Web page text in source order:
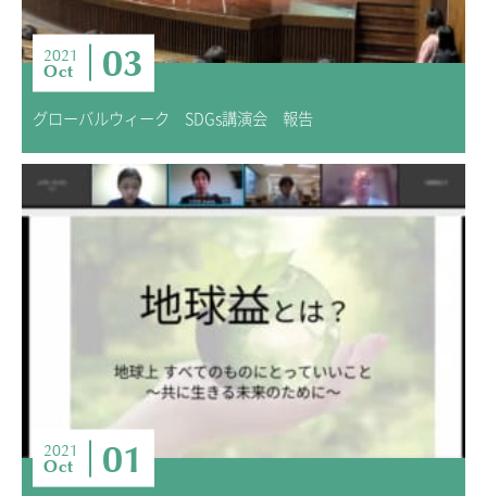
2021
Oct 03
グローバルウィーク SDGs講演会 報告
2021
Oct 01